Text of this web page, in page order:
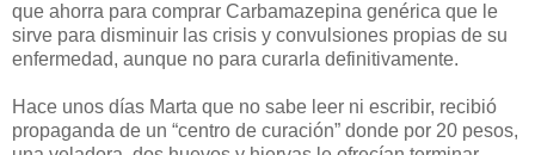
que ahorra para comprar Carbamazepina genérica que le
sirve para disminuir las crisis y convulsiones propias de su
enfermedad, aunque no para curarla definitivamente.
Hace unos días Marta que no sabe leer ni escribir, recibió
propaganda de un “centro de curación” donde por 20 pesos,